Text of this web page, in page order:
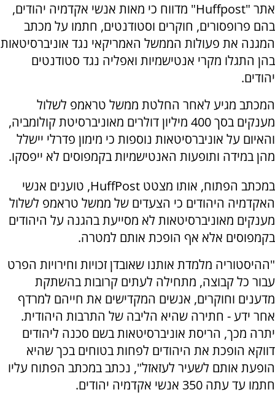
אתר "Huffpost" מדווח כי מאות אנשי אקדמיה יהודים,
בהם פרופסורים, חוקרים וסטודנטים, חתמו על מכתב
המגנה את פעולות הממשל האמריקאי נגד אוניברסיטאות
בהן התגלו מקרי אנטישמיות ואפליה נגד סטודנטים
יהודים.
המכתב מגיע לאחר החלטת ממשל טראמפ לשלול
מענקים בסך 400 מיליון דולרים מאוניברסיטת קולומביה,
והאיום על אוניברסיטאות נוספות כי מימון פדרלי יישלל
מהן במידה ותופעות האנטישמיות בקמפוסים לא ייפסקו.
במכתב הפתוח, אותו מצטט HuffPost, טוענים אנשי
האקדמיה היהודים כי הצעדים של ממשל טראמפ לשלול
מענקים מאוניברסיטאות לא מסייעת בהגנה על היהודים
בקמפוסים אלא אף הופכת אותם למטרה.
"ההיסטוריה מלמדת אותנו שאובדן זכויות וחירויות הפרט
עבור כל קבוצה, מתחילה לעתים קרובות בהשתקת
מדענים וחוקרים, אנשים המקדישים את חייהם למרדף
אחר ידע - חתירה שהיא הליבה של התרבות היהודית.
יתרה מכך, הריסת אוניברסיטאות בשם סכנה ליהודים
דווקא הופכת את היהודים לפחות בטוחים בכך שהיא
הופעת אותם לשעיר לעזאזל", נכתב במכתב הפתוח עליו
חתמו עד עתה 350 אנשי אקדמיה יהודים.